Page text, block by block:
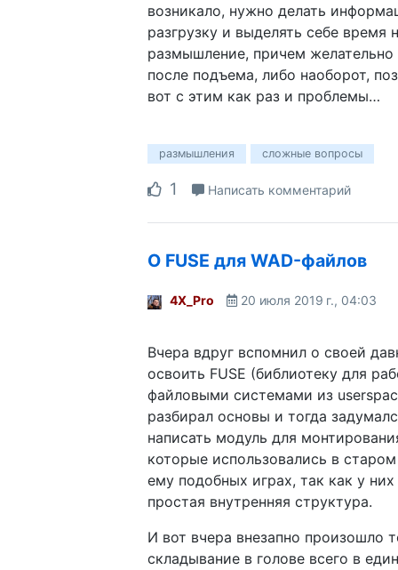
возникало, нужно делать
разгрузку и выделять себе время
размышление, причем
после подъема, либо наоборот,
вот с этим как раз и проблемы…
размышления сложные вопросы
1 Написать комментарий
О FUSE для WAD-файлов
4X_Pro 20 июля 2019 г., 04:03
Вчера вдруг вспомнил о своей
освоить FUSE (библиотеку для
файловыми системами из
разбирал основы и тогда
написать модуль для
которые использовались в
ему подобных играх, так как у
простая внутренняя структура.
И вот вчера внезапно произошло
складывание в голове всего в